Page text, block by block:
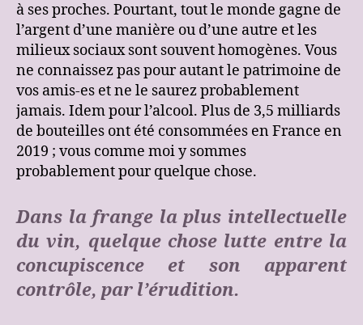
à ses proches. Pourtant, tout le monde gagne de
l’argent d’une manière ou d’une autre et les
milieux sociaux sont souvent homogènes. Vous
ne connaissez pas pour autant le patrimoine de
vos amis-es et ne le saurez probablement
jamais. Idem pour l’alcool. Plus de 3,5 milliards
de bouteilles ont été consommées en France en
2019 ; vous comme moi y sommes
probablement pour quelque chose.
Dans la frange la plus intellectuelle
du vin, quelque chose lutte entre la
concupiscence et son apparent
contrôle, par l’érudition.